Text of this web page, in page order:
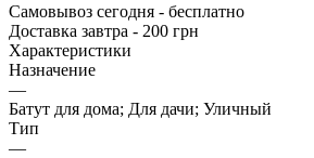
Самовывоз сегодня - бесплатно
Доставка завтра - 200 грн
Характеристики
Назначение
—
Батут для дома; Для дачи; Уличный
Тип
—